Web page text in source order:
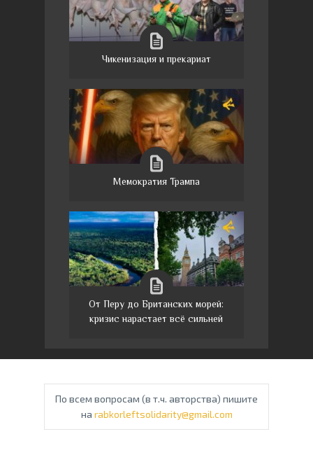
Чикенизация и прекариат
Мемократия Трампа
От Перу до Британских морей:
кризис нарастает всё сильней
По всем вопросам (в т.ч. авторства) пишите
на rabkorleftsolidarity@gmail.com